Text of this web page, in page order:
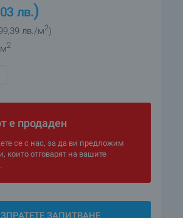
лв.)
,39 лв./м2)
2
е продаден
се с нас, за да ви предложим
които отговарят на вашите
ЗАПИТВАНЕ